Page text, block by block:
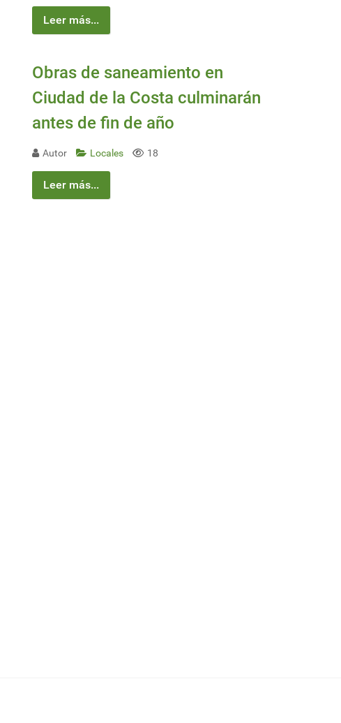
Leer más...
Obras de saneamiento en
Ciudad de la Costa culminarán
antes de fin de año
Autor Locales 18
Leer más...